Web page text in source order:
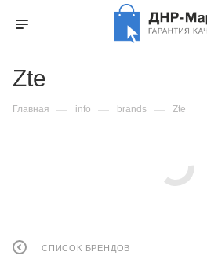
Zte
Главная — info — brands — Zte
СПИСОК БРЕНДОВ